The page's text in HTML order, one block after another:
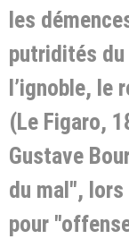
les
putridités du
l’ignoble, le
(Le Figaro,
Gustave
du mal", lors
pour